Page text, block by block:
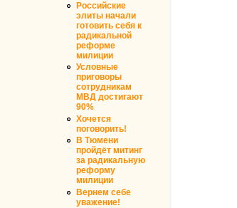
Российские
элиты начали
готовить себя к
радикальной
реформе
милиции
Условные
приговоры
сотрудникам
МВД достигают
90%
Хочется
поговорить!
В Тюмени
пройдёт митинг
за радикальную
реформу
милиции
Вернем себе
уважение!